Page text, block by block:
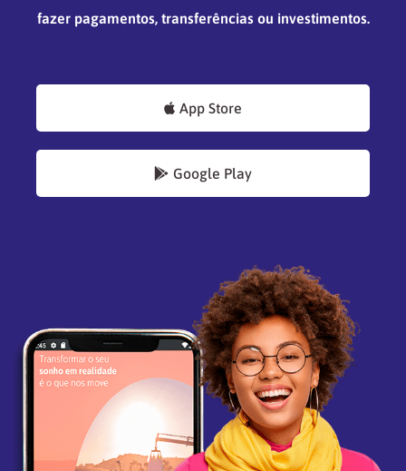
fazer pagamentos, transferências ou investimentos.
App Store
Google Play